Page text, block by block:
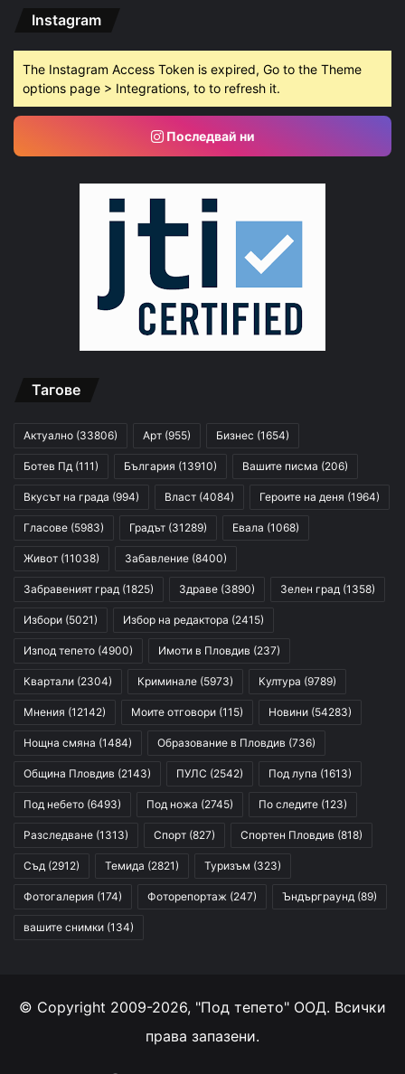
Instagram
The Instagram Access Token is expired, Go to the Theme
options page > Integrations, to to refresh it.
Последвай ни
Тагове
Актуално (33806) Арт (955) Бизнес (1654)
Ботев Пд (111) България (13910) Вашите писма (206)
Вкусът на града (994) Власт (4084) Героите на деня (1964)
Гласове (5983) Градът (31289) Евала (1068)
Живот (11038) Забавление (8400)
Забравеният град (1825) Здраве (3890) Зелен град (1358)
Избори (5021) Избор на редактора (2415)
Изпод тепето (4900) Имоти в Пловдив (237)
Квартали (2304) Криминале (5973) Култура (9789)
Мнения (12142) Моите отговори (115) Новини (54283)
Нощна смяна (1484) Образование в Пловдив (736)
Община Пловдив (2143) ПУЛС (2542) Под лупа (1613)
Под небето (6493) Под ножа (2745) По следите (123)
Разследване (1313) Спорт (827) Спортен Пловдив (818)
Съд (2912) Темида (2821) Туризъм (323)
Фотогалерия (174) Фоторепортаж (247) Ъндърграунд (89)
вашите снимки (134)
© Copyright 2009-2026, "Под тепето" ООД. Всички
права запазени.